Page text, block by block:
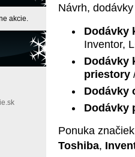
akcie.
Návrh,
Dodávky
Inventor,
Dodávky
priestory
Dodávky
Dodávky
Ponuka
Toshiba,